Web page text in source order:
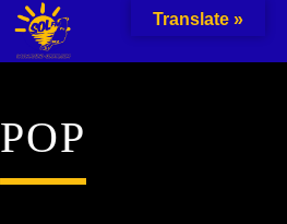
POP
Translate »